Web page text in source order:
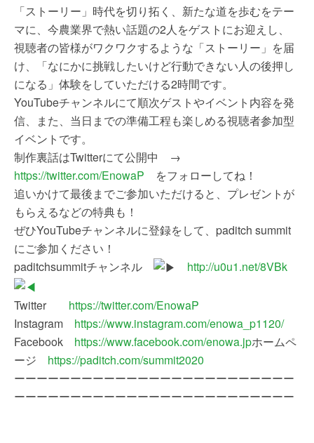
「ストーリー」時代を切り拓く、新たな道を歩むをテー
マに、今農業界で熱い話題の2人をゲストにお迎えし、
視聴者の皆様がワクワクするような「ストーリー」を届
け、「なにかに挑戦したいけど行動できない人の後押し
になる」体験をしていただける2時間です。
YouTubeチャンネルにて順次ゲストやイベント内容を発
信、また、当日までの準備工程も楽しめる視聴者参加型
イベントです。
制作裏話はTwitterにて公開中 →
https://twitter.com/EnowaP をフォローしてね！
追いかけて最後までご参加いただけると、プレゼントが
もらえるなどの特典も！
ぜひYouTubeチャンネルに登録をして、paditch summit
にご参加ください！
paditchsummitチャンネル
http://u0u1.net/8VBk
Twitter https://twitter.com/EnowaP
Instagram https://www.instagram.com/enowa_p1120/
Facebook https://www.facebook.com/enowa.jpホームペ
ージ https://paditch.com/summit2020
ーーーーーーーーーーーーーーーーーーーーーーーーー
ーーーーーーーーーーーーーーーーーーーーーーーーー